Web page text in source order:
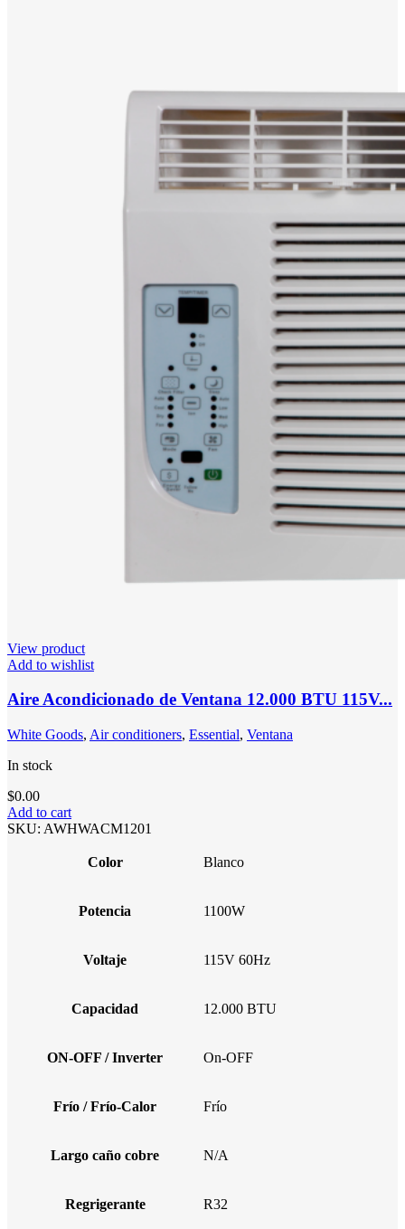
View product
Add to wishlist
Aire Acondicionado de Ventana 12.000 BTU 115V...
White Goods, Air conditioners, Essential, Ventana
In stock
$0.00
Add to cart
SKU: AWHWACM1201
Color Blanco
Potencia 1100W
Voltaje 115V 60Hz
Capacidad 12.000 BTU
ON-OFF / Inverter On-OFF
Frío / Frío-Calor Frío
Largo caño cobre N/A
Regrigerante R32